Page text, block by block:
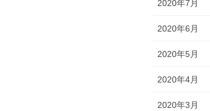
2020年7月
2020年6月
2020年5月
2020年4月
2020年3月